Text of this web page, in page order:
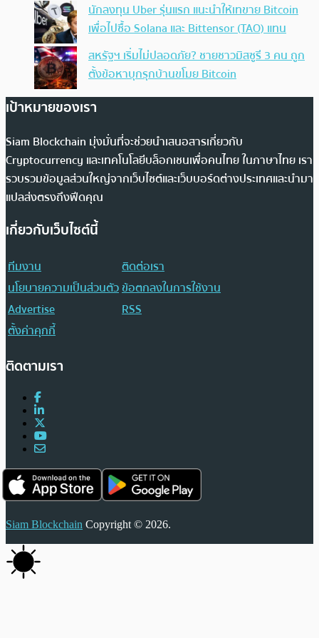
นักลงทุน Uber รุ่นแรก แนะนำให้เทขาย Bitcoin
เพื่อไปซื้อ Solana และ Bittensor (TAO) แทน
สหรัฐฯ เริ่มไม่ปลอดภัย? ชายชาวมิสซูรี 3 คน ถูก
ตั้งข้อหาบุกรุกบ้านขโมย Bitcoin
เป้าหมายของเรา
Siam Blockchain มุ่งมั่นที่จะช่วยนำเสนอสารเกี่ยวกับ
Cryptocurrency และเทคโนโลยีบล็อกเชนเพื่อคนไทย ในภาษาไทย เรา
รวบรวมข้อมูลส่วนใหญ่จากเว็บไซต์และเว็บบอร์ดต่างประเทศและนำมา
แปลส่งตรงถึงฟีดคุณ
เกี่ยวกับเว็บไซต์นี้
ทีมงาน
ติดต่อเรา
นโยบายความเป็นส่วนตัวข้อตกลงในการใช้งาน
Advertise
RSS
ตั้งค่าคุกกี้
ติดตามเรา
Siam Blockchain Copyright © 2026.